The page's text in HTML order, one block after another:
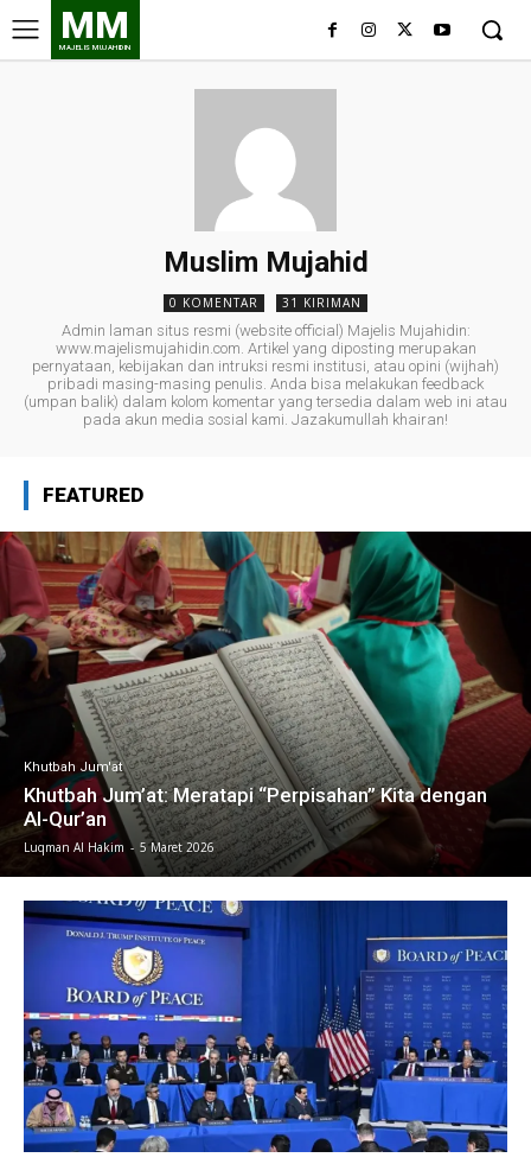
MM
MAJELIS MUJAHIDIN
Muslim Mujahid
0 KOMENTAR 31 KIRIMAN
Admin laman situs resmi (website official) Majelis Mujahidin:
www.majelismujahidin.com. Artikel yang diposting merupakan
pernyataan, kebijakan dan intruksi resmi institusi, atau opini (wijhah)
pribadi masing-masing penulis. Anda bisa melakukan feedback
(umpan balik) dalam kolom komentar yang tersedia dalam web ini atau
pada akun media sosial kami. Jazakumullah khairan!
FEATURED
Khutbah Jum'at
Khutbah Jum’at: Meratapi “Perpisahan” Kita dengan
Al-Qur’an
Luqman Al Hakim - 5 Maret 2026